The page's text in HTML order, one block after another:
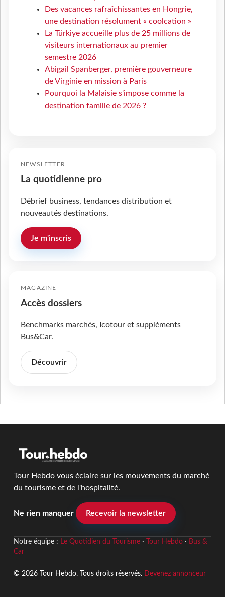
Des vacances rafraîchissantes en Hongrie,
une destination résolument « coolcation »
La Türkiye accueille plus de 25 millions de
visiteurs internationaux au premier
semestre 2026
Abigail Spanberger, première gouverneure
de Virginie en mission à Paris
Pourquoi la Malaisie s'impose comme la
destination famille de 2026 ?
NEWSLETTER
La quotidienne pro
Débrief business, tendances distribution et
nouveautés destinations.
Je m'inscris
MAGAZINE
Accès dossiers
Benchmarks marchés, Icotour et suppléments
Bus&Car.
Découvrir
Tour Hebdo vous éclaire sur les mouvements du marché
du tourisme et de l'hospitalité.
Ne rien manquer Recevoir la newsletter
Notre équipe : Le Quotidien du Tourisme· Tour Hebdo· Bus &
Car
© 2026 Tour Hebdo. Tous droits réservés. Devenez annonceur